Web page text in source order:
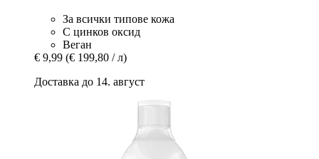
За всички типове кожа
С цинков оксид
Веган
€ 9,99 (€ 199,80 / л)
Доставка до 14. август